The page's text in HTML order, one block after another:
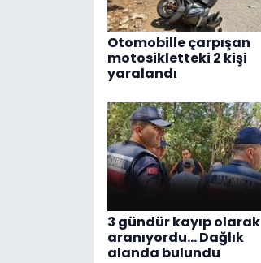
Otomobille çarpışan
motosikletteki 2 kişi
yaralandı
3 gündür kayıp olarak
aranıyordu... Dağlık
alanda bulundu